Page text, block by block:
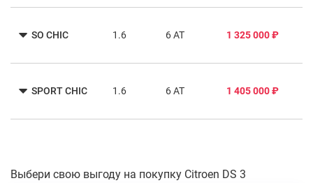
SO CHIC 1.6 6 AT 1 325 000 ₽
SPORT CHIC 1.6 6 AT 1 405 000 ₽
Выбери свою выгоду на покупку Citroen DS 3